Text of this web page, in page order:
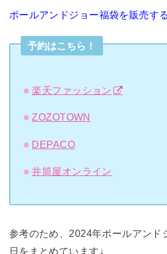
ポールアンドジョー福袋を販売す
予約はこちら！
楽天ファッション
ZOZOTOWN
DEPACO
井筒屋オンライン
参考のため、2024年ポールアンド
日をまとめています↓